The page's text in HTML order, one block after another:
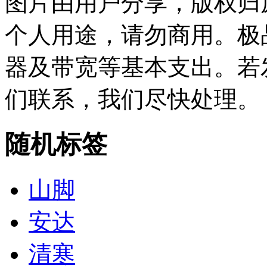
个人用途，请勿商用。
器及带宽等基本支出。
们联系，我们尽快处理。
随机标签
山脚
安达
清寒